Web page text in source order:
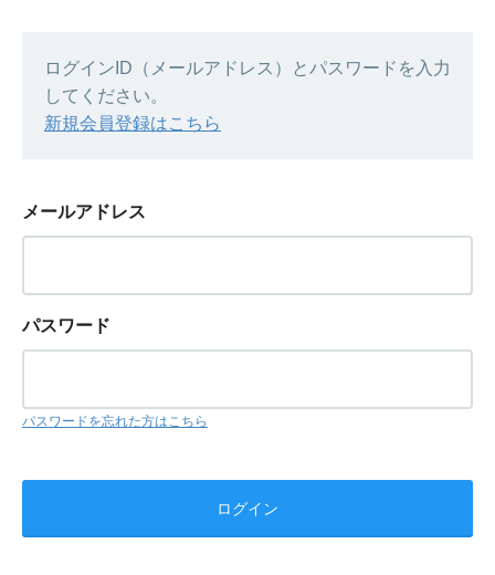
ログインID（メールアドレス）とパスワードを入力
してください。
新規会員登録はこちら
メールアドレス
パスワード
パスワードを忘れた方はこちら